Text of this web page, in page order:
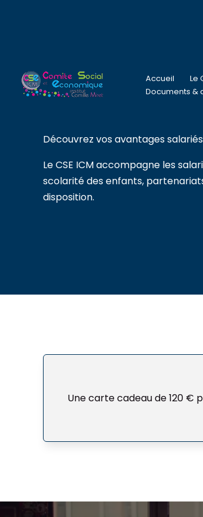
Accueil Le
Documents &
Découvrez vos avantages
Le CSE ICM accompagne les
scolarité des enfants,
disposition.
Une carte cadeau de 120 €